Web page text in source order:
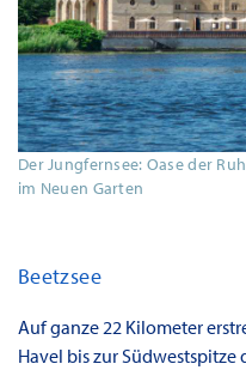
Der Jungfernsee: Oase der
im Neuen Garten
Beetzsee
Auf ganze 22 Kilometer
Havel bis zur